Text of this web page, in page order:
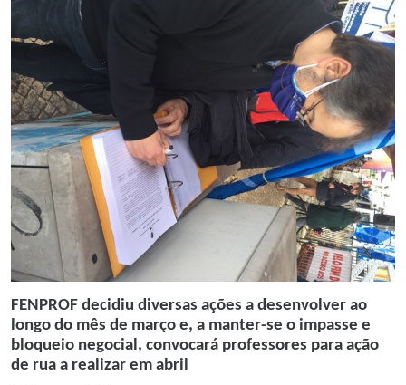
FENPROF decidiu diversas ações a desenvolver ao
longo do mês de março e, a manter-se o impasse e
bloqueio negocial, convocará professores para ação
de rua a realizar em abril